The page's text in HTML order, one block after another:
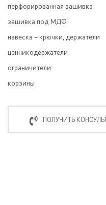
перфорированная зашивка
зашивка под МДФ
навеска – крючки, держатели
ценникодержатели
ограничители
корзины
ПОЛУЧИТЬ